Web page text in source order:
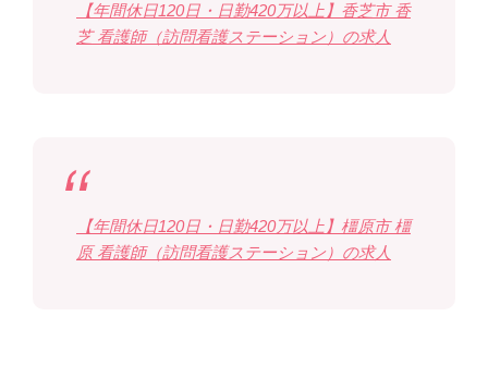
【年間休日120日・日勤420万以上】香芝市 香
芝 看護師（訪問看護ステーション）の求人
【年間休日120日・日勤420万以上】橿原市 橿
原 看護師（訪問看護ステーション）の求人